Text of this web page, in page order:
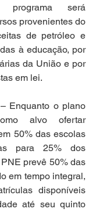
programa será
provenientes do
de petróleo e
à educação, por
da União e por
em lei.
– Enquanto o plano
alvo ofertar
50% das escolas
para 25% dos
prevê 50% das
em tempo integral,
disponíveis
até seu quinto